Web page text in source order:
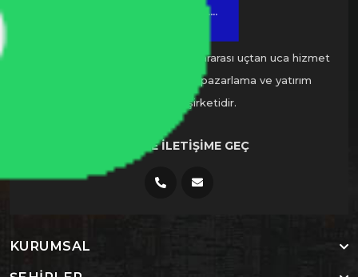
Nadlan Star Global, sadece uluslararası uçtan uca hizmet
veren yeni nesil gayrimenkul pazarlama ve yatırım
danışmanlık şirketidir.
BIZIMLE İLETIŞIME GEÇ
KURUMSAL